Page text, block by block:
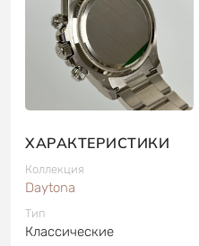
ХАРАКТЕРИСТИКИ
Коллекция
Daytona
Тип
Классические